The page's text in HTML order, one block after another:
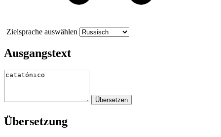
Zielsprache auswählen
Ausgangstext
Übersetzung